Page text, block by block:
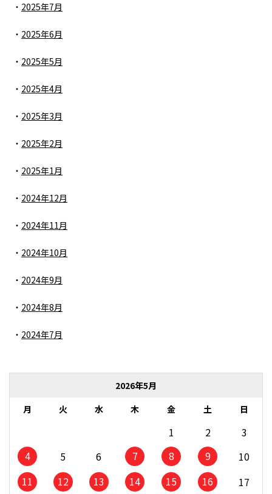
2025年7月
2025年6月
2025年5月
2025年4月
2025年3月
2025年2月
2025年1月
2024年12月
2024年11月
2024年10月
2024年9月
2024年8月
2024年7月
2026年5月
月
火 水 木 金 土 日
1 2
3
4
5 6 7 8 9
10
11
12 13 14 15 16 17